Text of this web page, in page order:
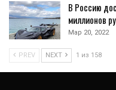
В Россию
миллионов
Мар 20, 2022
PREV NEXT 1 из 158